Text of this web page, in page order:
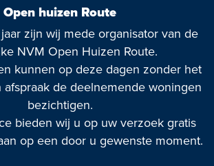
Open huizen Route
zijn wij mede organisator van de
NVM Open Huizen Route.
kunnen op deze dagen zonder het
afspraak de deelnemende woningen
bezichtigen.
bieden wij u op uw verzoek gratis
op een door u gewenste moment.